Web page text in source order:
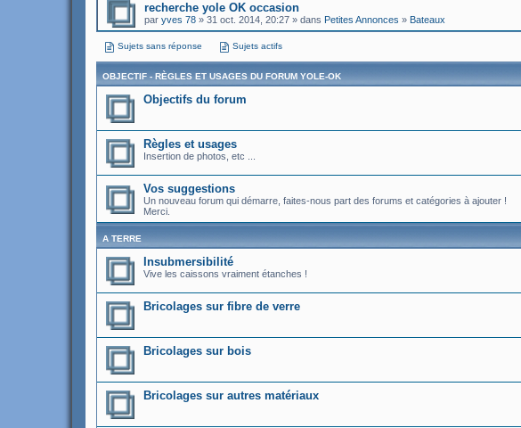
recherche yole OK occasion
par yves 78 » 31 oct. 2014, 20:27 » dans Petites Annonces » Bateaux
Sujets sans réponse Sujets actifs
OBJECTIF - RÈGLES ET USAGES DU FORUM YOLE-OK
Objectifs du forum
Règles et usages
Insertion de photos, etc ...
Vos suggestions
Un nouveau forum qui démarre, faites-nous part des forums et catégories à ajouter !
Merci.
A TERRE
Insubmersibilité
Vive les caissons vraiment étanches !
Bricolages sur fibre de verre
Bricolages sur bois
Bricolages sur autres matériaux